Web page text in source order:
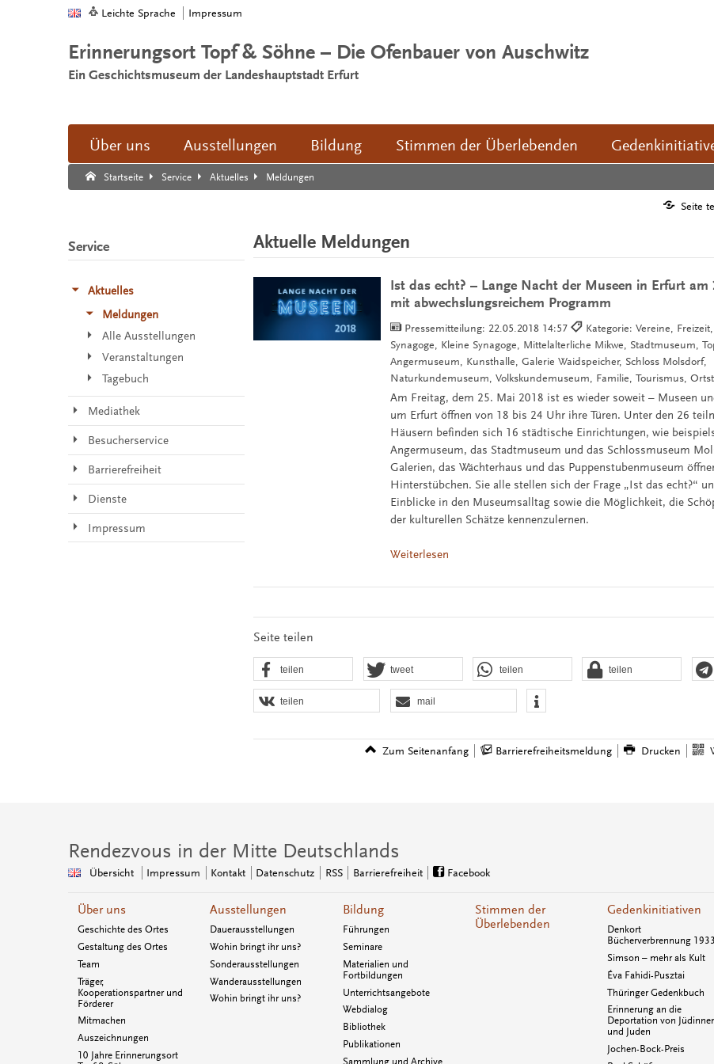
Leichte Sprache Impressum
Erinnerungsort Topf & Söhne – Die Ofenbauer von Auschwitz
Ein Geschichtsmuseum der Landeshauptstadt Erfurt
Über uns Ausstellungen Bildung Stimmen der Überlebenden
Startseite Service Aktuelles Meldungen
Suche:
Suche Ende.
Seite
Aktuelle Meldungen
Ist das echt? – Lange Nacht der Museen in Erfurt am
mit abwechslungsreichem Programm
Pressemitteilung: 22.05.2018 14:57
Kategorie: Vereine,
Synagoge, Kleine Synagoge, Mittelalterliche Mikwe, Stadtmuseum,
Angermuseum, Kunsthalle, Galerie Waidspeicher, Schloss Molsdorf,
Naturkundemuseum, Volkskundemuseum, Familie, Tourismus,
Am Freitag, dem 25. Mai 2018 ist es wieder soweit – Museen
um Erfurt öffnen von 18 bis 24 Uhr ihre Türen. Unter den 26
Häusern befinden sich 16 städtische Einrichtungen, wie
Angermuseum, das Stadtmuseum und das Schlossmuseum
Galerien, das Wächterhaus und das Puppenstubenmuseum
Hinterstübchen. Sie alle stellen sich der Frage „Ist das echt?“
Einblicke in den Museumsalltag sowie die Möglichkeit, die
der kulturellen Schätze kennenzulernen.
Weiterlesen
Seite teilen
teilen tweet teilen teilen
teilen mail
Zum Seitenanfang Barrierefreiheitsmeldung Drucken
Service
Aktuelles
Meldungen
Alle Ausstellungen
Veranstaltungen
Tagebuch
Mediathek
Besucherservice
Barrierefreiheit
Dienste
Impressum
Rendezvous in der Mitte Deutschlands
Übersicht Impressum Kontakt Datenschutz RSS Barrierefreiheit Facebook
Über uns
Geschichte des Ortes
Gestaltung des Ortes
Team
Träger,
Kooperationspartner und
Förderer
Mitmachen
Auszeichnungen
10 Jahre Erinnerungsort
Ausstellungen
Dauerausstellungen
Wohin bringt ihr uns?
Sonderausstellungen
Wanderausstellungen
Wohin bringt ihr uns?
Bildung
Führungen
Seminare
Materialien und
Fortbildungen
Unterrichtsangebote
Webdialog
Bibliothek
Publikationen
Sammlung und Archive
Stimmen der
Überlebenden
Gedenkinitiativen
Denkort
Bücherverbrennung 1933
Simson – mehr als Kult
Éva Fahidi-Pusztai
Thüringer Gedenkbuch
Erinnerung an die
Deportation von
und Juden
Jochen-Bock-Preis